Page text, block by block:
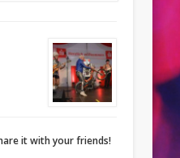
it with your friends!